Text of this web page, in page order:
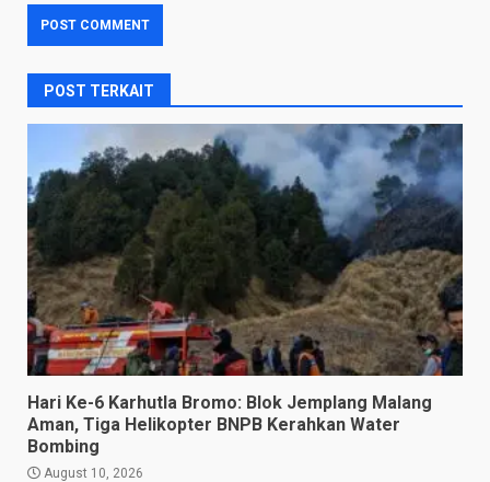
POST TERKAIT
Hari Ke-6 Karhutla Bromo: Blok Jemplang Malang
Aman, Tiga Helikopter BNPB Kerahkan Water
Bombing
August 10, 2026